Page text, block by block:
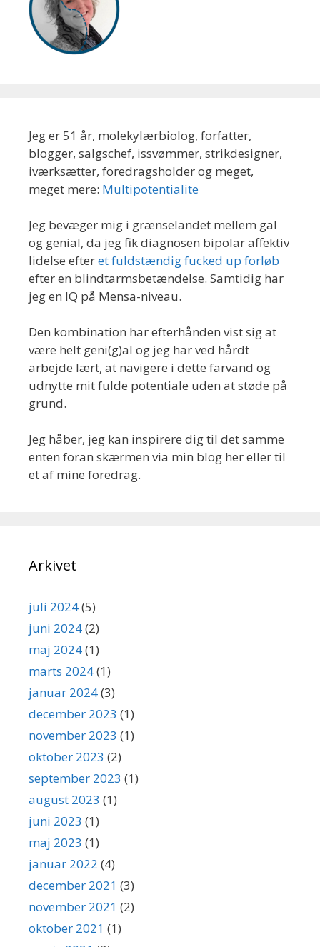
Jeg er 51 år, molekylærbiolog, forfatter,
blogger, salgschef, issvømmer, strikdesigner,
iværksætter, foredragsholder og meget,
meget mere: Multipotentialite
Jeg bevæger mig i grænselandet mellem gal
og genial, da jeg fik diagnosen bipolar affektiv
lidelse efteret fuldstændig fucked up forløb
efter en blindtarmsbetændelse. Samtidig har
jeg en IQ på Mensa-niveau.
Den kombination har efterhånden vist sig at
være helt geni(g)al og jeg har ved hårdt
arbejde lært, at navigere i dette farvand og
udnytte mit fulde potentiale uden at støde på
grund.
Jeg håber, jeg kan inspirere dig til det samme
enten foran skærmen via min blog her eller til
et af mine foredrag.
Arkivet
juli 2024(5)
juni 2024(2)
maj 2024(1)
marts 2024(1)
januar 2024(3)
december 2023 (1)
november 2023 (1)
oktober 2023 (2)
september 2023 (1)
august 2023 (1)
juni 2023 (1)
maj 2023 (1)
januar 2022 (4)
december 2021 (3)
november 2021 (2)
oktober 2021 (1)